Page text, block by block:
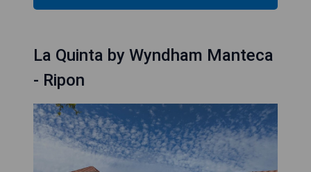
La Quinta by Wyndham Manteca
- Ripon